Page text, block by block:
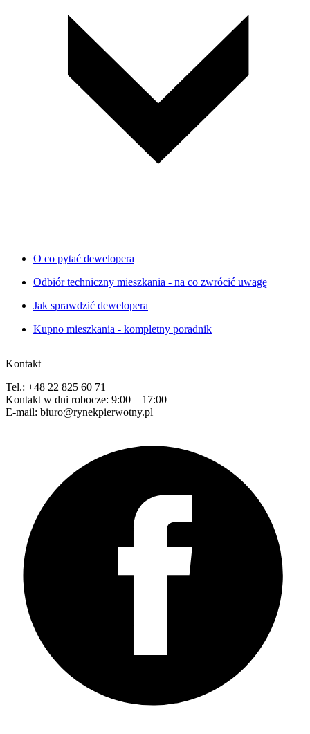
O co pytać dewelopera
Odbiór techniczny mieszkania - na co zwrócić uwagę
Jak sprawdzić dewelopera
Kupno mieszkania - kompletny poradnik
Kontakt
Tel.: +48 22 825 60 71
Kontakt w dni robocze: 9:00 – 17:00
E-mail: biuro@rynekpierwotny.pl